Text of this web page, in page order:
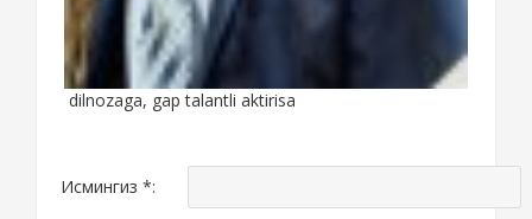
dilnozaga, gap talantli aktirisa
Исмингиз *: